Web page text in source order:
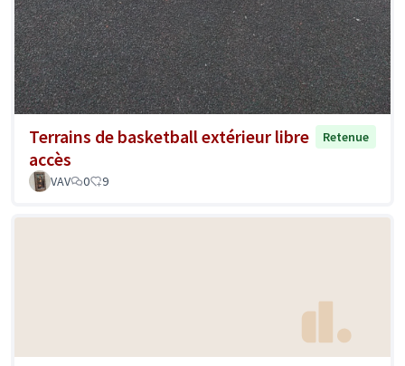
Terrains de basketball extérieur libre
accès
Retenue
VAV 0 9